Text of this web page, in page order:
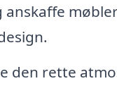
anskaffe
den rette